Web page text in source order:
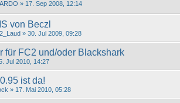
» 17. Sep 2008, 12:14
von Beczl
» 30. Jul 2009, 09:28
für FC2 und/oder Blackshark
Jul 2010, 14:27
ist da!
» 17. Mai 2010, 05:28